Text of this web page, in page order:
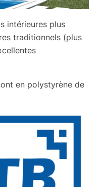
intérieures plus
traditionnels (plus
en polystyrène de